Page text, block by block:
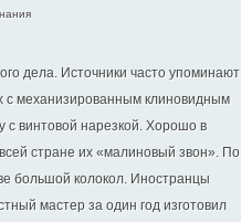
дела. Источники часто упоминают
механизированным клиновидным
с винтовой нарезкой. Хорошо в
стране их «малиновый звон». По
большой колокол. Иностранцы
мастер за один год изготовил